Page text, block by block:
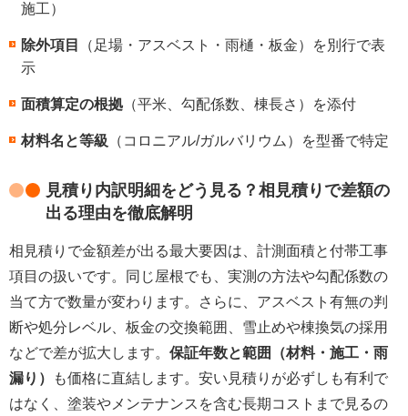
施工）
除外項目
（足場・アスベスト・雨樋・板金）を別行で表
示
面積算定の根拠 （平米、勾配係数、棟長さ）を添付
材料名と等級 （コロニアル/ガルバリウム）を型番で特定
見積り内訳明細をどう見る？相見積りで差額の
出る理由を徹底解明
相見積りで金額差が出る最大要因は、計測面積と付帯工事
項目の扱いです。同じ屋根でも、実測の方法や勾配係数の
当て方で数量が変わります。さらに、アスベスト有無の判
断や処分レベル、板金の交換範囲、雪止めや棟換気の採用
などで差が拡大します。 保証年数と範囲（材料・施工・雨
漏り）
も価格に直結します。安い見積りが必ずしも有利で
はなく、塗装やメンテナンスを含む長期コストまで見るの